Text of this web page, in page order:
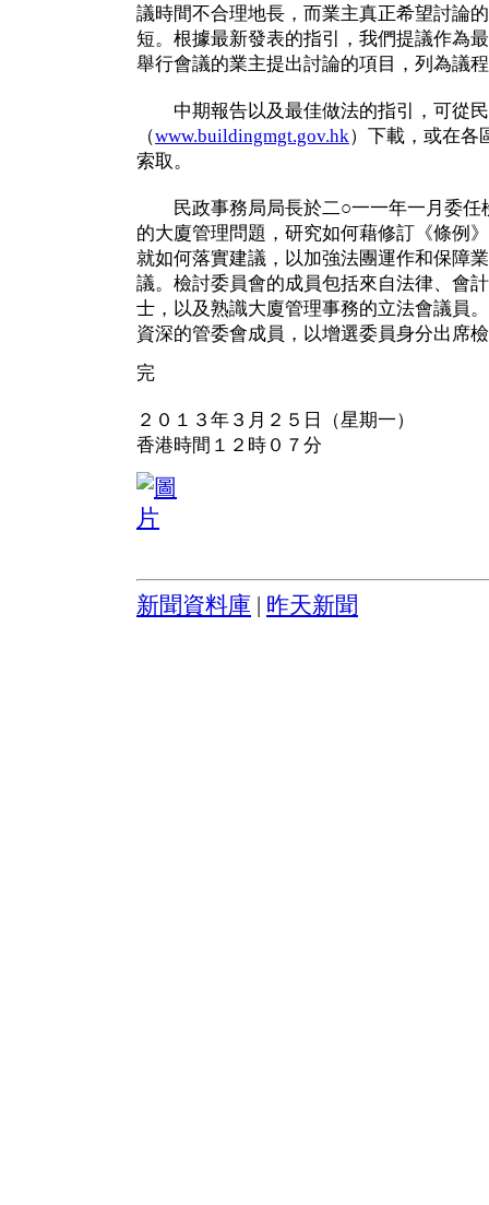
議時間不合理地長，而業主真正希望討論
短。根據最新發表的指引，我們提議作為
舉行會議的業主提出討論的項目，列為議
中期報告以及最佳做法的指引，可從民
（www.buildingmgt.gov.hk）下載，或在各
索取。
民政事務局局長於二○一一年一月委任
的大廈管理問題，研究如何藉修訂《條例
就如何落實建議，以加強法團運作和保障
議。檢討委員會的成員包括來自法律、會
士，以及熟識大廈管理事務的立法會議員
資深的管委會成員，以增選委員身分出席
完
２０１３年３月２５日（星期一）
香港時間１２時０７分
新聞資料庫 昨天新聞